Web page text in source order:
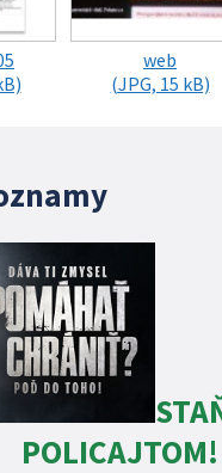
web
(JPG, 15 kB)
POLICAJTOM!